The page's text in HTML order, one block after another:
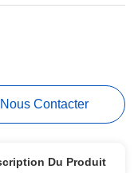
Nous Contacter
Du Produit